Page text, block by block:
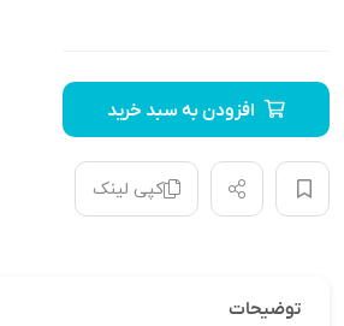
افزودن به سبد خرید
کپی لینک
توضیحات